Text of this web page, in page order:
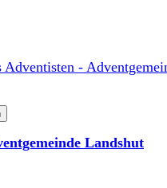
Landshut